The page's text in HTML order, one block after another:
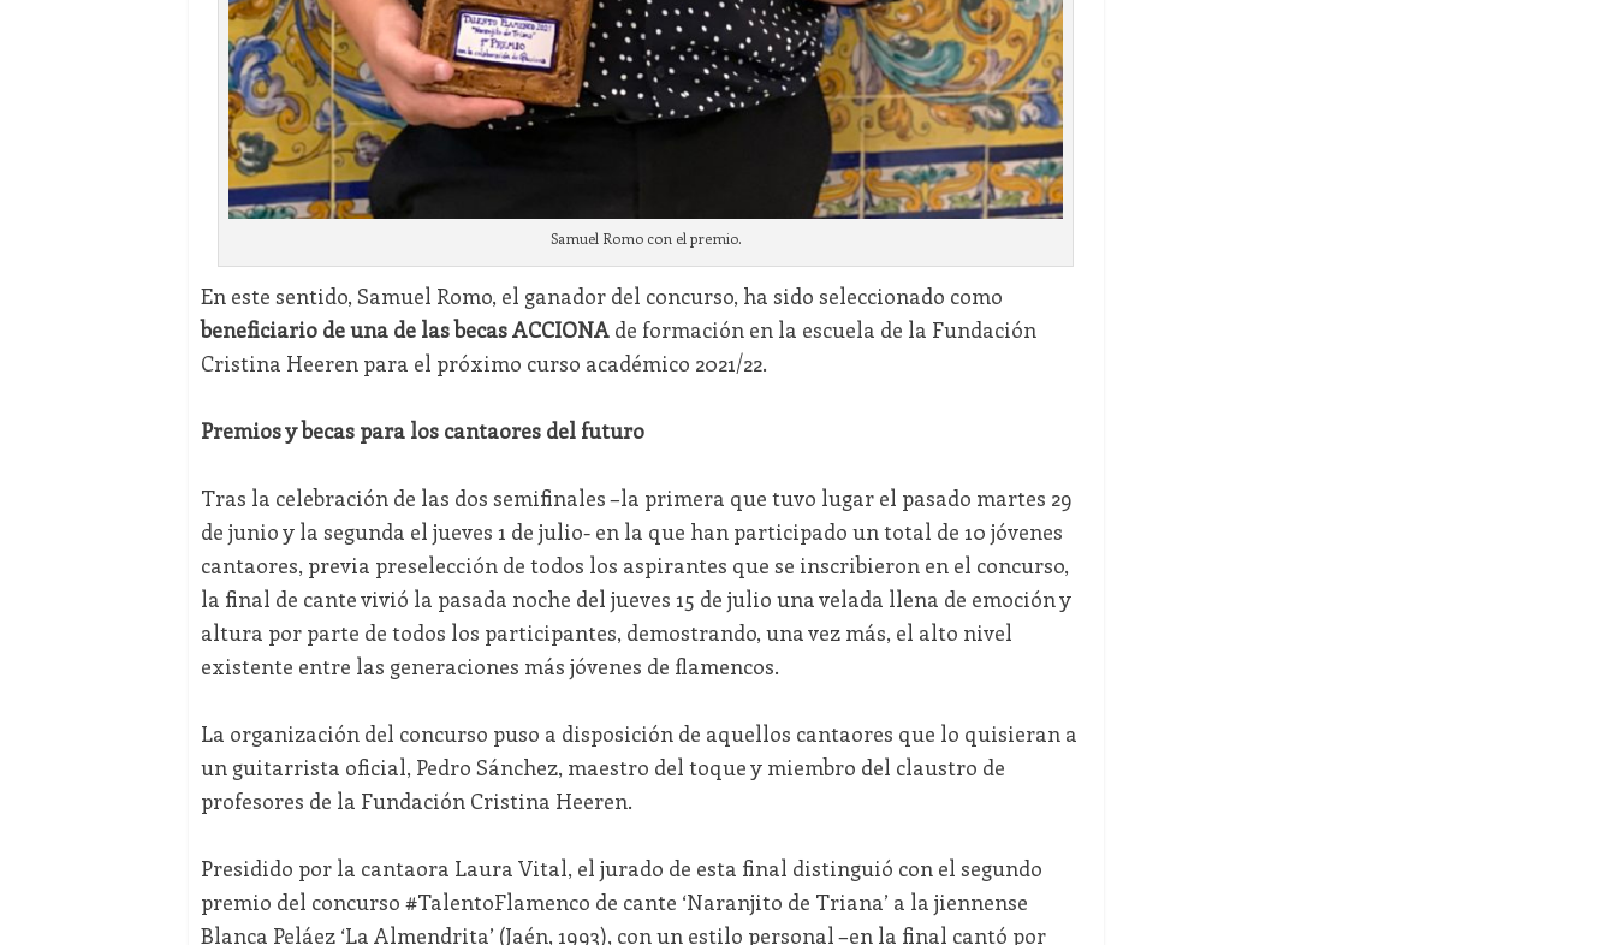
Samuel Romo con el premio.
En este sentido, Samuel Romo, el ganador del concurso, ha sido seleccionado como
beneficiario de una de las becas ACCIONAde formación en la escuela de la Fundación
Cristina Heeren para el próximo curso académico 2021/22.
Premios y becas para los cantaores del futuro
Tras la celebración de las dos semifinales –la primera que tuvo lugar el pasado martes 29
de junio y la segunda el jueves 1 de julio- en la que han participado un total de 10 jóvenes
cantaores, previa preselección de todos los aspirantes que se inscribieron en el concurso,
la final de cante vivió la pasada noche del jueves 15 de julio una velada llena de emoción y
altura por parte de todos los participantes, demostrando, una vez más, el alto nivel
existente entre las generaciones más jóvenes de flamencos.
La organización del concurso puso a disposición de aquellos cantaores que lo quisieran a
un guitarrista oficial, Pedro Sánchez, maestro del toque y miembro del claustro de
profesores de la Fundación Cristina Heeren.
Presidido por la cantaora Laura Vital, el jurado de esta final distinguió con el segundo
premio del concurso #TalentoFlamenco de cante ‘Naranjito de Triana’ a la jiennense
Blanca Peláez ‘La Almendrita’ (Jaén, 1993), con un estilo personal –en la final cantó por